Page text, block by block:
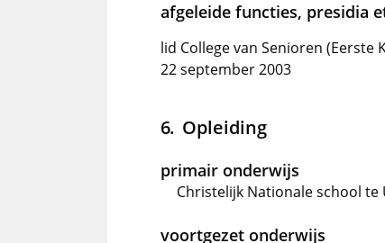
afgeleide functies, presidia
lid College van Senioren (Eerste
22 september 2003
Opleiding
primair onderwijs
Christelijk Nationale school te
voortgezet onderwijs